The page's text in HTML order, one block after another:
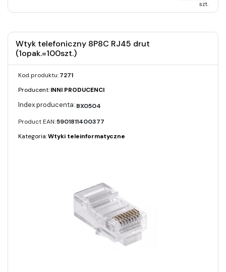
szt.
Wtyk telefoniczny 8P8C RJ45 drut
(1opak.=100szt.)
Kod produktu:7271
Producent:INNI PRODUCENCI
BX0504
Product EAN:5901811400377
Kategoria:Wtyki teleinformatyczne